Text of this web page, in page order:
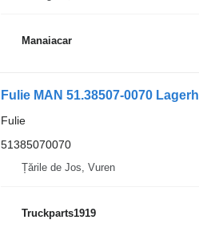
Manaiacar
Fulie MAN 51.38507-0070
Fulie
51385070070
Țările de Jos, Vuren
Truckparts1919